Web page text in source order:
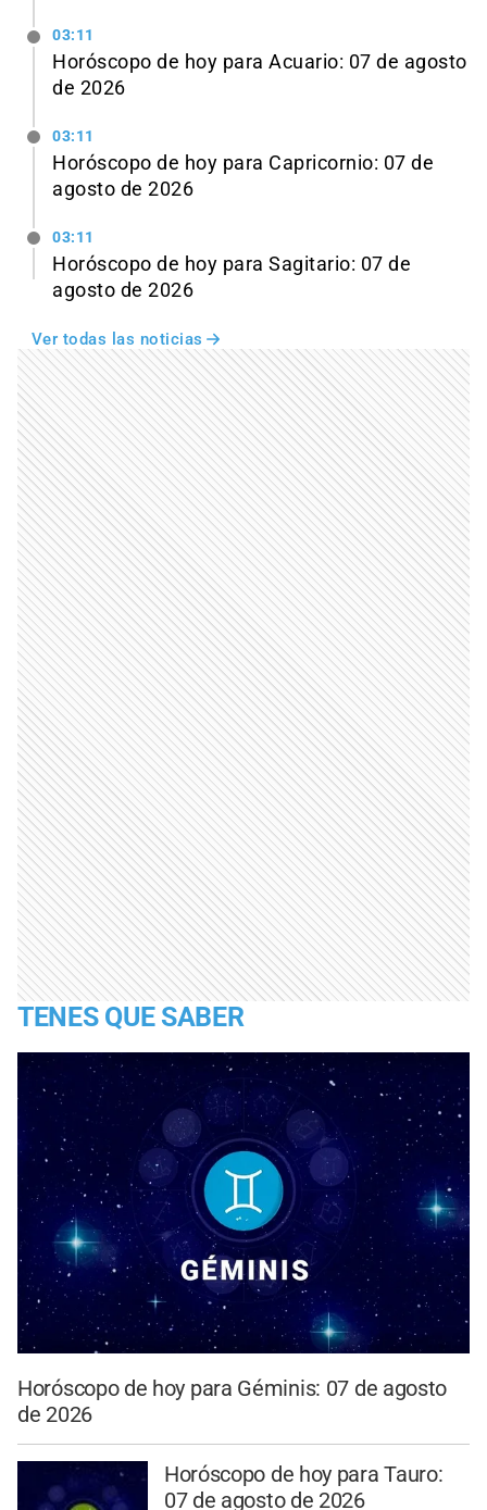
03:11
Horóscopo de hoy para Acuario: 07 de agosto
de 2026
03:11
Horóscopo de hoy para Capricornio: 07 de
agosto de 2026
03:11
Horóscopo de hoy para Sagitario: 07 de
agosto de 2026
Ver todas las noticias
TENES QUE SABER
Horóscopo de hoy para Géminis: 07 de agosto
de 2026
Horóscopo de hoy para Tauro:
07 de agosto de 2026